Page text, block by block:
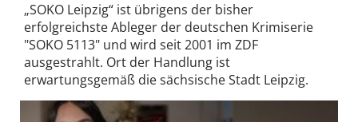
„SOKO Leipzig“ ist übrigens der bisher
erfolgreichste Ableger der deutschen Krimiserie
"SOKO 5113" und wird seit 2001 im ZDF
ausgestrahlt. Ort der Handlung ist
erwartungsgemäß die sächsische Stadt Leipzig.